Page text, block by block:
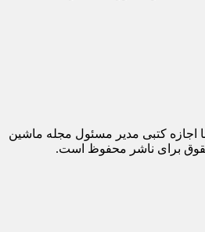
اجازه کتبی مدیر مسئول مجله ماشین
برای ناشر محفوظ است.